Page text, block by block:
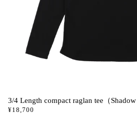
3/4 Length compact raglan tee（
¥18,700